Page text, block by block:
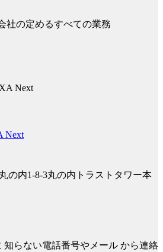
社の定めるすべての業務
Next
の内1-8-3丸の内トラストタワー本
知らない電話番号やメール から連絡